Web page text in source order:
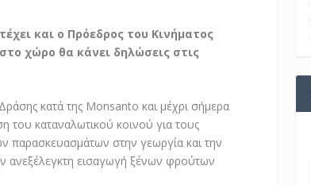
και ο Πρόεδρος του Κινήματος
χώρο θα κάνει δηλώσεις στις
κατά της Monsanto και μέχρι σήμερα
του καταναλωτικού κοινού για τους
παρασκευασμάτων στην γεωργία και την
ανεξέλεγκτη εισαγωγή ξένων φρούτων